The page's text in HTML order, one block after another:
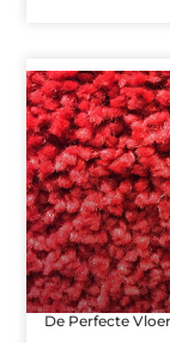
De Perfecte